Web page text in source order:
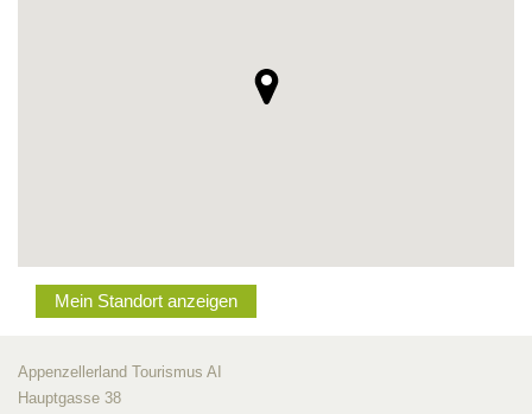
Mein Standort anzeigen
Appenzellerland Tourismus AI
Hauptgasse 38